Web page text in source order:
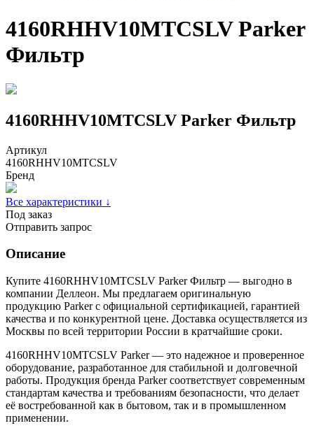
4160RHHV10MTCSLV Parker
Фильтр
4160RHHV10MTCSLV Parker Фильтр
Артикул
4160RHHV10MTCSLV
Бренд
Все характеристики ↓
Под заказ
Отправить запрос
Описание
Купите 4160RHHV10MTCSLV Parker Фильтр — выгодно в
компании Деллеон. Мы предлагаем оригинальную
продукцию Parker с официальной сертификацией, гарантией
качества и по конкурентной цене. Доставка осуществляется из
Москвы по всей территории России в кратчайшие сроки.
4160RHHV10MTCSLV Parker — это надежное и проверенное
оборудование, разработанное для стабильной и долговечной
работы. Продукция бренда Parker соответствует современным
стандартам качества и требованиям безопасности, что делает
её востребованной как в бытовом, так и в промышленном
применении.